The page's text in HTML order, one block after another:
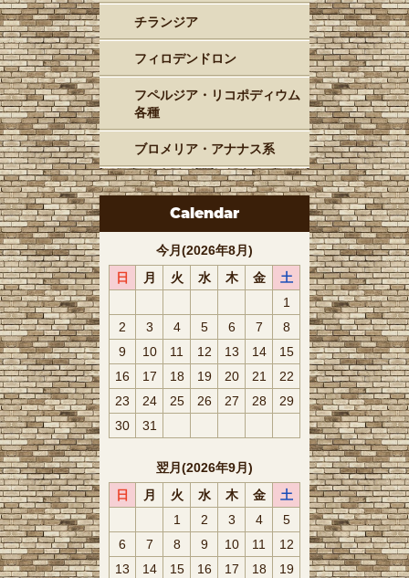
チランジア
フィロデンドロン
フペルジア・リコポディウム
各種
ブロメリア・アナナス系
Calendar
今月(2026年8月)
日
月 火 水 木 金
土
1
2
3 4 5 6 7
8
9
10 11 12 13 14
15
16
17 18 19 20 21
22
23
24 25 26 27 28
29
30
31
翌月(2026年9月)
日
月 火 水 木 金
土
1
2 3 4
5
6
7 8 9 10 11
12
13
14 15 16 17 18 19